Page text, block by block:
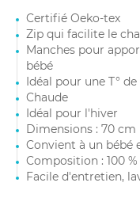
Certifié Oeko-tex
Zip qui facilite le
Manches pour
bébé
Idéal pour une T°
Chaude
Idéal pour l'hiver
Dimensions : 70 cm
Convient à un bébé
Composition : 100
Facile d'entretien,